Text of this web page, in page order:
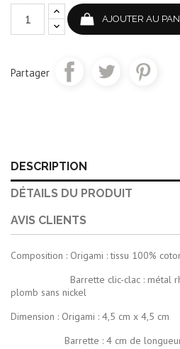
AJOUTER AU
Partager
DESCRIPTION
DÉTAILS DU PRODUIT
AVIS CLIENTS
Composition : Origami : tissu 100%
Barrette clic-clac : métal
plomb sans nickel
Dimension : Origami : 4,5 cm x 4,5 cm
Barrette : 4 cm de